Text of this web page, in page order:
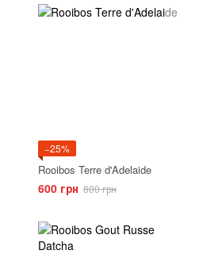
−25%
Rooibos Terre d'Adelaide
600 грн 800 грн